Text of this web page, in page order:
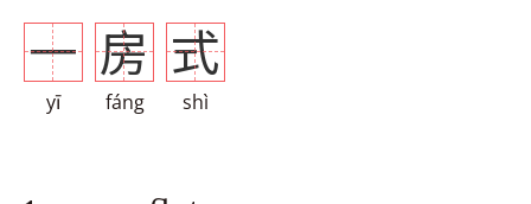
一
yī
房
fáng
式
shì